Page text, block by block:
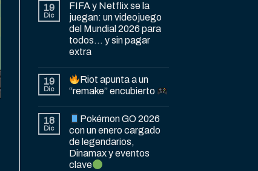
19
Dic
FIFA y Netflix se la
juegan: un videojuego
del Mundial 2026 para
todos… y sin pagar
extra
19
Dic
Riot apunta a un
“remake” encubierto
18
Dic
Pokémon GO 2026
con un enero cargado
de legendarios,
Dinamax y eventos
clave